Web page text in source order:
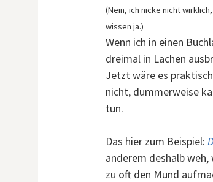
(Nein, ich nicke nicht
wissen ja.)
Wenn ich in einen
dreimal in Lachen
Jetzt wäre es
nicht, dummerweise
tun.
Das hier zum Beispiel:
anderem deshalb
zu oft den Mund